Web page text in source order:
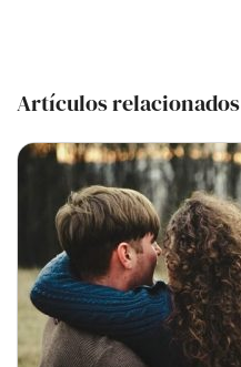
Artículos relacionados